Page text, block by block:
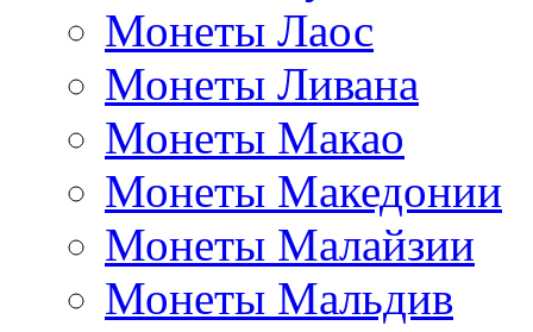
Монеты Лаос
Монеты Ливана
Монеты Макао
Монеты Македонии
Монеты Малайзии
Монеты Мальдив